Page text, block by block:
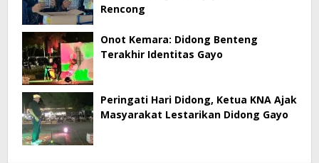
Rencong
Onot Kemara: Didong Benteng
Terakhir Identitas Gayo
Peringati Hari Didong, Ketua KNA Ajak
Masyarakat Lestarikan Didong Gayo